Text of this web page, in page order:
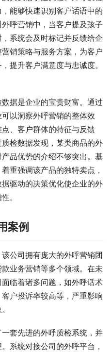
能够快速识别客户话语中的
呼营销中，当客户提及孩子
系统会及时标记并反馈给企
销策略与服务方案，为客户
提升客户满意度与忠诚度。
据是企业的宝贵财富。通过
以洞察外呼营销的整体效
、客户群体的特征与反馈
检数据发现，某类商品的外
品优势的介绍不够突出。基
重强调该产品的独特卖点，
驱动的决策优化使企业的外
。
案例
公司拥有庞大的外呼营销团
业务营销等多个领域。在未
临着诸多问题，如外呼话术
户投诉率较高等，严重影响
套先进的外呼质检系统，并
系统对接公司的外呼平台，